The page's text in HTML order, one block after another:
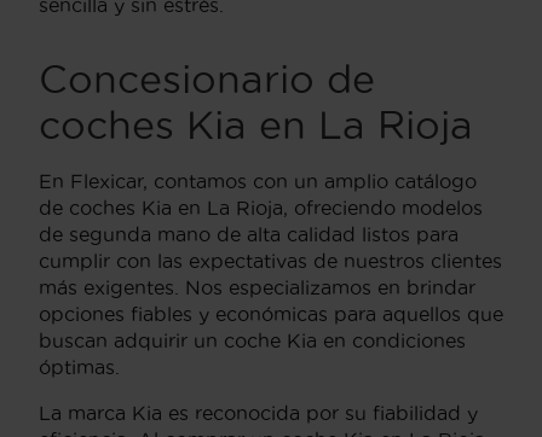
Concesionario de
coches Kia en La Rioja
En Flexicar, contamos con un amplio catálogo
de coches Kia en La Rioja, ofreciendo modelos
de segunda mano de alta calidad listos para
cumplir con las expectativas de nuestros clientes
más exigentes. Nos especializamos en brindar
opciones fiables y económicas para aquellos que
buscan adquirir un coche Kia en condiciones
óptimas.
La marca Kia es reconocida por su fiabilidad y